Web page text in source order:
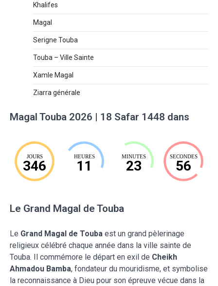
Khalifes
Magal
Serigne Touba
Touba – Ville Sainte
Xamle Magal
Ziarra générale
Magal Touba 2026 | 18 Safar 1448 dans
JOURS
346
HEURES
11
MINUTES
23
SECONDES
55
Le Grand Magal de Touba
Le Grand Magal de Touba est un grand pèlerinage
religieux célébré chaque année dans la ville sainte de
Touba. Il commémore le départ en exil de Cheikh
Ahmadou Bamba, fondateur du mouridisme, et symbolise
la reconnaissance à Dieu pour son épreuve vécue dans la